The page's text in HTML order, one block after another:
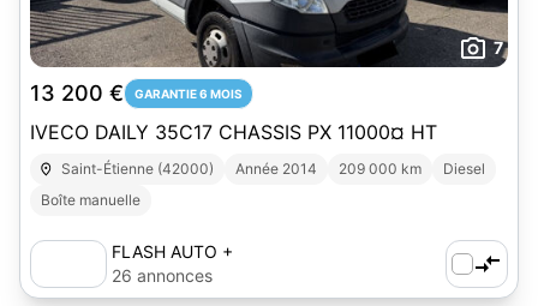
7
13 200 € GARANTIE 6 MOIS
IVECO DAILY 35C17 CHASSIS PX 11000¤ HT
Saint-Étienne (42000) Année 2014 209 000 km
Diesel
Boîte manuelle
FLASH AUTO +
26 annonces